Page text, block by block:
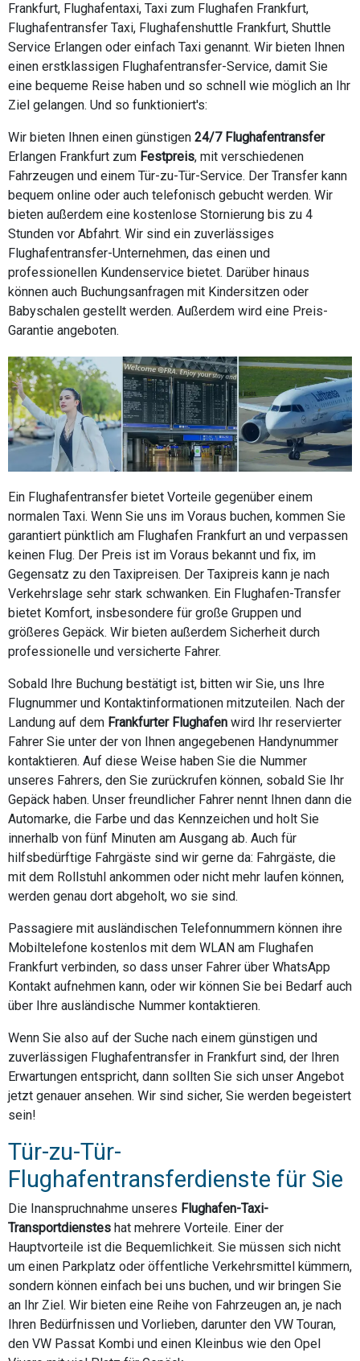
Frankfurt, Flughafentaxi, Taxi zum Flughafen Frankfurt,
Flughafentransfer Taxi, Flughafenshuttle Frankfurt, Shuttle
Service Erlangen oder einfach Taxi genannt. Wir bieten Ihnen
einen erstklassigen Flughafentransfer-Service, damit Sie
eine bequeme Reise haben und so schnell wie möglich an Ihr
Ziel gelangen. Und so funktioniert's:
Wir bieten Ihnen einen günstigen 24/7 Flughafentransfer
Erlangen Frankfurt zum Festpreis, mit verschiedenen
Fahrzeugen und einem Tür-zu-Tür-Service. Der Transfer kann
bequem online oder auch telefonisch gebucht werden. Wir
bieten außerdem eine kostenlose Stornierung bis zu 4
Stunden vor Abfahrt. Wir sind ein zuverlässiges
Flughafentransfer-Unternehmen, das einen und
professionellen Kundenservice bietet. Darüber hinaus
können auch Buchungsanfragen mit Kindersitzen oder
Babyschalen gestellt werden. Außerdem wird eine Preis-
Garantie angeboten.
Ein Flughafentransfer bietet Vorteile gegenüber einem
normalen Taxi. Wenn Sie uns im Voraus buchen, kommen Sie
garantiert pünktlich am Flughafen Frankfurt an und verpassen
keinen Flug. Der Preis ist im Voraus bekannt und fix, im
Gegensatz zu den Taxipreisen. Der Taxipreis kann je nach
Verkehrslage sehr stark schwanken. Ein Flughafen-Transfer
bietet Komfort, insbesondere für große Gruppen und
größeres Gepäck. Wir bieten außerdem Sicherheit durch
professionelle und versicherte Fahrer.
Sobald Ihre Buchung bestätigt ist, bitten wir Sie, uns Ihre
Flugnummer und Kontaktinformationen mitzuteilen. Nach der
Landung auf dem Frankfurter Flughafen wird Ihr reservierter
Fahrer Sie unter der von Ihnen angegebenen Handynummer
kontaktieren. Auf diese Weise haben Sie die Nummer
unseres Fahrers, den Sie zurückrufen können, sobald Sie Ihr
Gepäck haben. Unser freundlicher Fahrer nennt Ihnen dann die
Automarke, die Farbe und das Kennzeichen und holt Sie
innerhalb von fünf Minuten am Ausgang ab. Auch für
hilfsbedürftige Fahrgäste sind wir gerne da: Fahrgäste, die
mit dem Rollstuhl ankommen oder nicht mehr laufen können,
werden genau dort abgeholt, wo sie sind.
Passagiere mit ausländischen Telefonnummern können ihre
Mobiltelefone kostenlos mit dem WLAN am Flughafen
Frankfurt verbinden, so dass unser Fahrer über WhatsApp
Kontakt aufnehmen kann, oder wir können Sie bei Bedarf auch
über Ihre ausländische Nummer kontaktieren.
Wenn Sie also auf der Suche nach einem günstigen und
zuverlässigen Flughafentransfer in Frankfurt sind, der Ihren
Erwartungen entspricht, dann sollten Sie sich unser Angebot
jetzt genauer ansehen. Wir sind sicher, Sie werden begeistert
sein!
Tür-zu-Tür-
Flughafentransferdienste für Sie
Die Inanspruchnahme unseres Flughafen-Taxi-
Transportdienstes hat mehrere Vorteile. Einer der
Hauptvorteile ist die Bequemlichkeit. Sie müssen sich nicht
um einen Parkplatz oder öffentliche Verkehrsmittel kümmern,
sondern können einfach bei uns buchen, und wir bringen Sie
an Ihr Ziel. Wir bieten eine Reihe von Fahrzeugen an, je nach
Ihren Bedürfnissen und Vorlieben, darunter den VW Touran,
den VW Passat Kombi und einen Kleinbus wie den Opel